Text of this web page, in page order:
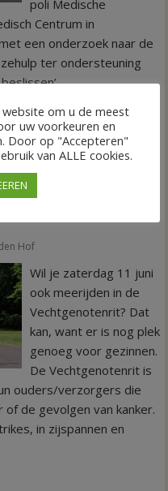
poli Medische
Centrum in
een onderzoek naar de
ter ondersteuning
Saxenburgh ,SMC
10e
Hof
Wil je zaterdag 11 juni
ook meerijden in de
Vechtgenotenrit? Dat
kan, want er is nog plek
genoeg voor gezinnen.
De Vechtgenotenrit is
ouders/verzorgers die
de gevolgen van kanker.
in zijspannen en
om u de meest
uw voorkeuren en
Door op "Accepteren"
van ALLE cookies.